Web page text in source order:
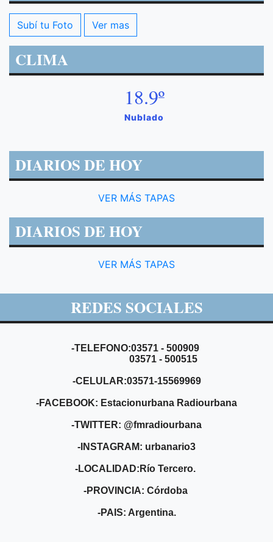
Subí tu Foto Ver mas
CLIMA
18.9º
Nublado
DIARIOS DE HOY
VER MÁS TAPAS
DIARIOS DE HOY
VER MÁS TAPAS
REDES SOCIALES
-TELEFONO:03571 - 500909
03571 - 500515
-CELULAR:03571-15569969
-FACEBOOK: Estacionurbana Radiourbana
-TWITTER: @fmradiourbana
-INSTAGRAM: urbanario3
-LOCALIDAD:Río Tercero.
-PROVINCIA: Córdoba
-PAIS: Argentina.